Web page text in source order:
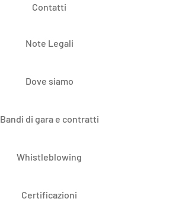
Contatti
Note Legali
Dove siamo
Bandi di gara e contratti
Whistleblowing
Certificazioni